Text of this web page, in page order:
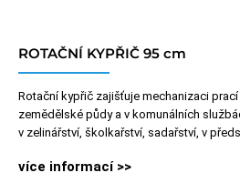
ROTAČNÍ KYPŘIČ 95 cm
Rotační kypřič zajišťuje mechanizaci prací
zemědělské půdy a v komunálních
v zelinářství, školkařství, sadařství, v
více informací >>